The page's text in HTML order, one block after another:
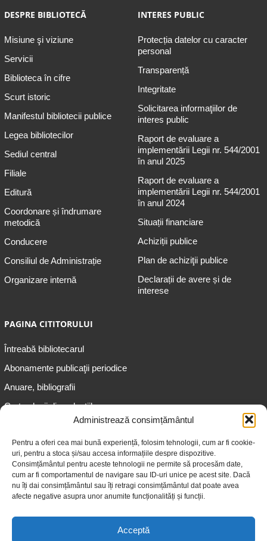
Administrează consimțământul
Pentru a oferi cea mai bună experiență, folosim tehnologii, cum ar fi cookie-
uri, pentru a stoca și/sau accesa informațiile despre dispozitive.
Consimțământul pentru aceste tehnologii ne permite să procesăm date,
cum ar fi comportamentul de navigare sau ID-uri unice pe acest site. Dacă
nu îți dai consimțământul sau îți retragi consimțământul dat poate avea
afecte negative asupra unor anumite funcționalități și funcții.
Acceptă
DESPRE BIBLIOTECĂ
Misiune şi viziune
Servicii
Biblioteca în cifre
Scurt istoric
Manifestul bibliotecii publice
Legea bibliotecilor
Sediul central
Filiale
Editură
Coordonare și îndrumare
metodică
Conducere
Consiliul de Administrație
Organizare internă
INTERES PUBLIC
Protecția datelor cu caracter
personal
Transparență
Integritate
Solicitarea informaţiilor de
interes public
Raport de evaluare a
implementării Legii nr. 544/2001
în anul 2025
Raport de evaluare a
implementării Legii nr. 544/2001
în anul 2024
Situații financiare
Achiziții publice
Plan de achiziţii publice
Declarații de avere și de
interese
PAGINA CITITORULUI
Întreabă bibliotecarul
Abonamente publicaţii periodice
Anuare, bibliografii
Cartea lunii din colecțiile
Informații pentru adolescenți
Informații pentru adulți
Informații pentru seniori